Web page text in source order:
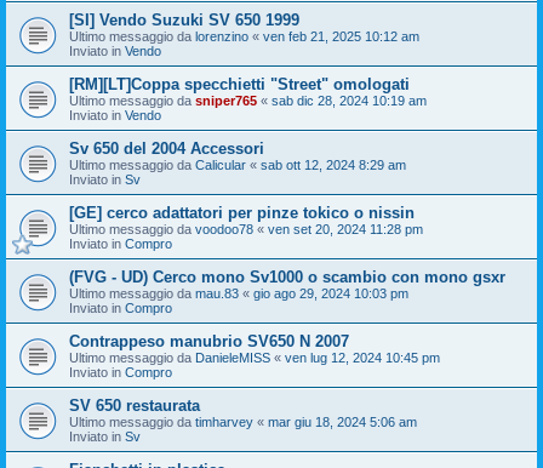
[SI] Vendo Suzuki SV 650 1999
Ultimo messaggio da lorenzino « ven feb 21, 2025 10:12 am
Inviato in Vendo
[RM][LT]Coppa specchietti "Street" omologati
Ultimo messaggio da sniper765 « sab dic 28, 2024 10:19 am
Inviato in Vendo
Sv 650 del 2004 Accessori
Ultimo messaggio da Calicular « sab ott 12, 2024 8:29 am
Inviato in Sv
[GE] cerco adattatori per pinze tokico o nissin
Ultimo messaggio da voodoo78 « ven set 20, 2024 11:28 pm
Inviato in Compro
(FVG - UD) Cerco mono Sv1000 o scambio con mono gsxr
Ultimo messaggio da mau.83 « gio ago 29, 2024 10:03 pm
Inviato in Compro
Contrappeso manubrio SV650 N 2007
Ultimo messaggio da DanieleMISS « ven lug 12, 2024 10:45 pm
Inviato in Compro
SV 650 restaurata
Ultimo messaggio da timharvey « mar giu 18, 2024 5:06 am
Inviato in Sv